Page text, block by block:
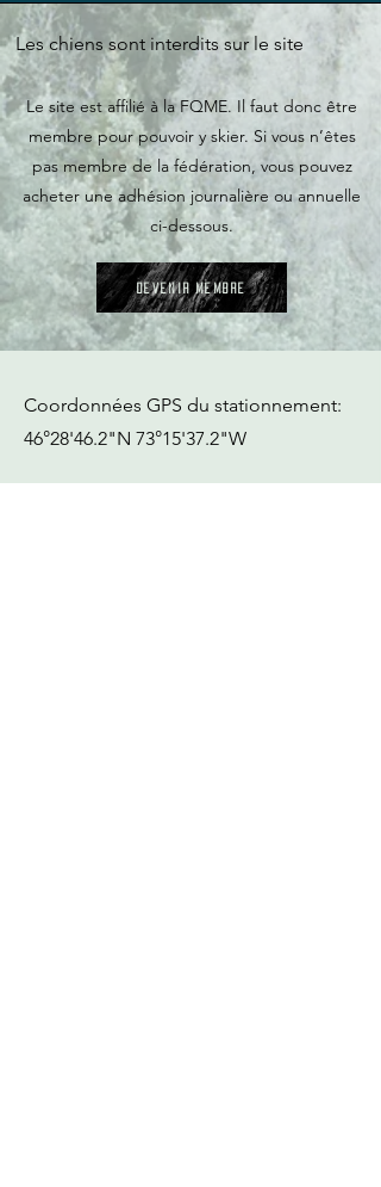
Les chiens sont interdits sur le site
Le site est affilié à la FQME. Il faut donc être
membre pour pouvoir y skier. Si vous n’êtes
pas membre de la fédération, vous pouvez
acheter une adhésion journalière ou annuelle
ci-dessous.
Devenir membre
Coordonnées GPS du stationnement:
46°28'46.2"N 73°15'37.2"W